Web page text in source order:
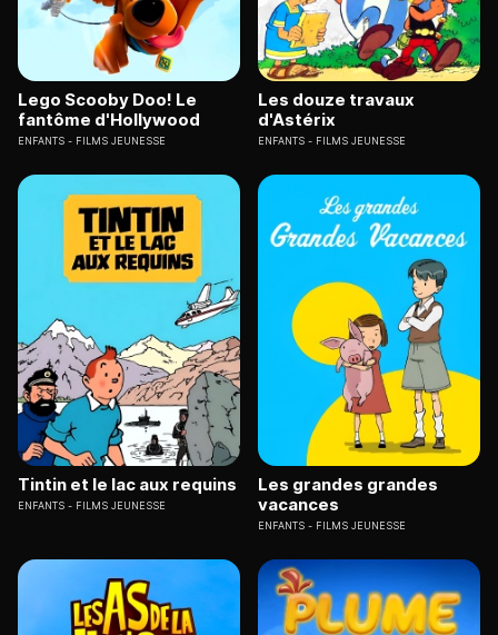
Lego Scooby Doo! Le
fantôme d'Hollywood
ENFANTS FILMS JEUNESSE
Les douze travaux
d'Astérix
ENFANTS FILMS JEUNESSE
Tintin et le lac aux requins
ENFANTS FILMS JEUNESSE
Les grandes grandes
vacances
ENFANTS FILMS JEUNESSE